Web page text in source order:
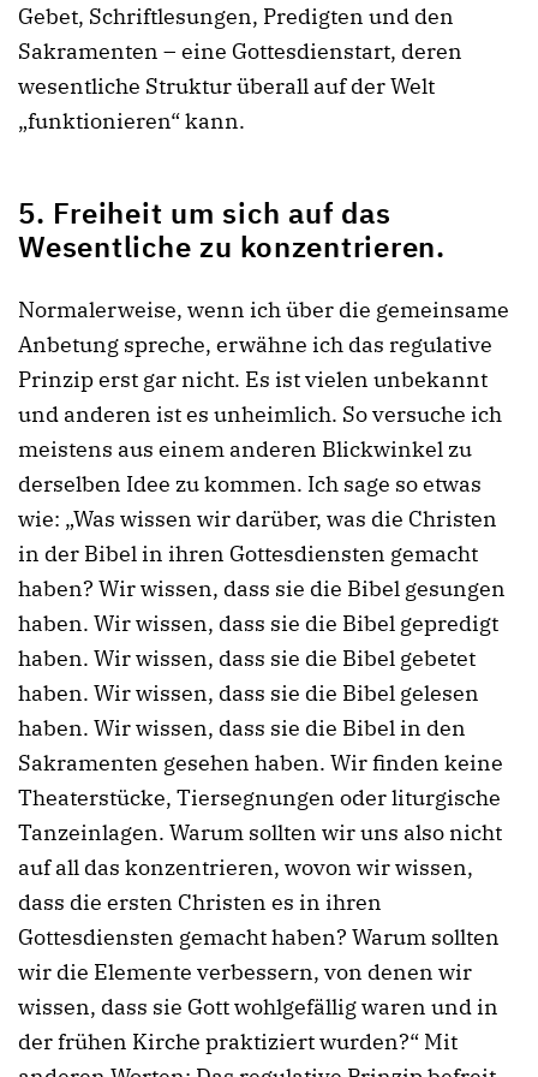
Gebet, Schriftlesungen, Predigten und den
Sakramenten – eine Gottesdienstart, deren
wesentliche Struktur überall auf der Welt
„funktionieren“ kann.
5. Freiheit um sich auf das
Wesentliche zu konzentrieren.
Normalerweise, wenn ich über die gemeinsame
Anbetung spreche, erwähne ich das regulative
Prinzip erst gar nicht. Es ist vielen unbekannt
und anderen ist es unheimlich. So versuche ich
meistens aus einem anderen Blickwinkel zu
derselben Idee zu kommen. Ich sage so etwas
wie: „Was wissen wir darüber, was die Christen
in der Bibel in ihren Gottesdiensten gemacht
haben? Wir wissen, dass sie die Bibel gesungen
haben. Wir wissen, dass sie die Bibel gepredigt
haben. Wir wissen, dass sie die Bibel gebetet
haben. Wir wissen, dass sie die Bibel gelesen
haben. Wir wissen, dass sie die Bibel in den
Sakramenten gesehen haben. Wir finden keine
Theaterstücke, Tiersegnungen oder liturgische
Tanzeinlagen. Warum sollten wir uns also nicht
auf all das konzentrieren, wovon wir wissen,
dass die ersten Christen es in ihren
Gottesdiensten gemacht haben? Warum sollten
wir die Elemente verbessern, von denen wir
wissen, dass sie Gott wohlgefällig waren und in
der frühen Kirche praktiziert wurden?“ Mit